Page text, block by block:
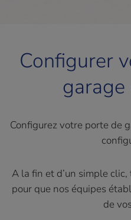
Configurer
Configurez votre porte de
A la fin et d’un simple
pour que nos équipes
de